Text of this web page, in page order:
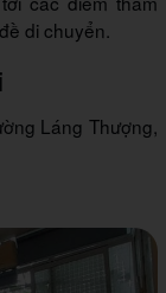
di chuyển.
Láng Thượng,